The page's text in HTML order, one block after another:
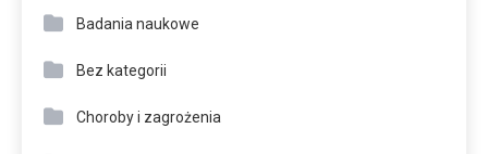
Badania naukowe
Bez kategorii
Choroby i zagrożenia